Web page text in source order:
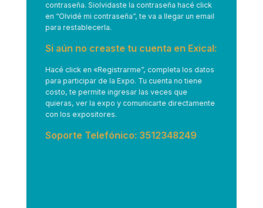
contraseña. Siolvidaste la contraseña hacé click
en “Olvidé mi contraseña”, te va a llegar un email
para restablecerla.
Si aún no creaste tu cuenta en Exical:
Hacé click en «Registrarme”, completa los datos
para participar de la Expo. Tu cuenta no tiene
costo, te permite ingresar las veces que
quieras, ver la expo y comunicarte directamente
con los expositores.
Soporte Telefónico: 3512348249